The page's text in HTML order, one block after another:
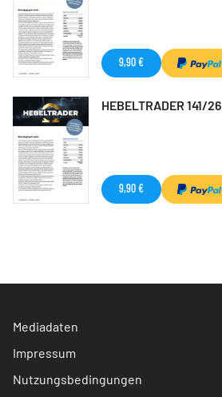
9,90 €
HEBELTRADER 141/26
9,90 €
Mediadaten
Impressum
Nutzungsbedingungen